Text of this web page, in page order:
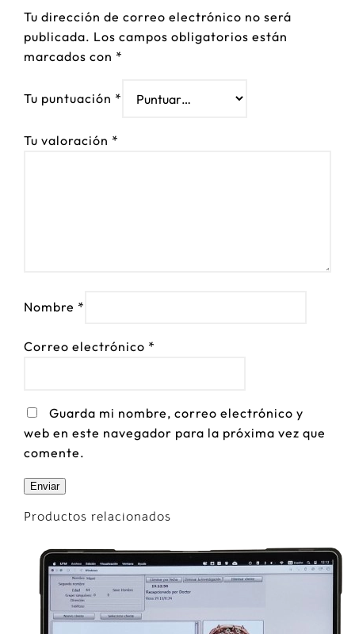
Tu dirección de correo electrónico no será
publicada. Los campos obligatorios están
marcados con *
Tu puntuación *
Tu valoración *
Nombre *
Correo electrónico *
Guarda mi nombre, correo electrónico y
web en este navegador para la próxima vez que
comente.
Productos relacionados